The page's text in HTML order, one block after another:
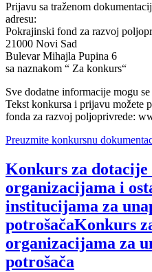
Prijavu sa traženom
adresu:
Pokrajinski fond za razvoj
21000 Novi Sad
Bulevar Mihajla Pupina 6
sa naznakom “ Za konkurs“
Sve dodatne informacije mogu
Tekst konkursa i prijavu možete
fonda za razvoj poljoprivrede:
Preuzmite konkursnu
Konkurs za
organizacijama i
institucijama za
potrošačaKonkurs
organizacijama za
potrošača